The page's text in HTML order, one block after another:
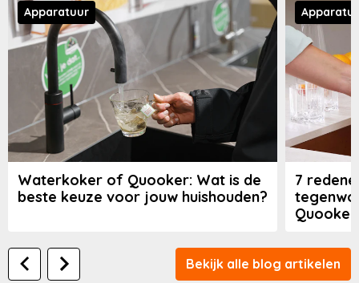
Waterkoker of Quooker: Wat is de
beste keuze voor jouw huishouden?
Apparatuur
7
Bekijk alle blog artikelen